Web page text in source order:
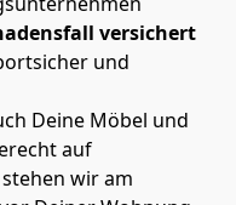
versichert
und
Deine Möbel und
auf
wir am